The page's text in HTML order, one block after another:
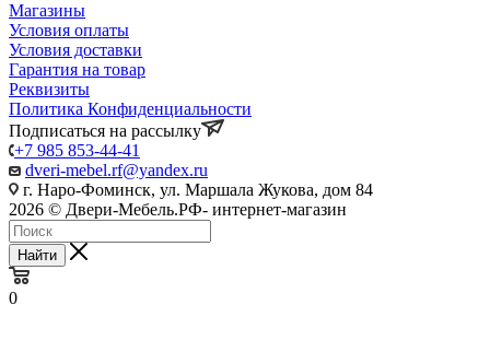
Магазины
Условия оплаты
Условия доставки
Гарантия на товар
Реквизиты
Политика Конфиденциальности
Подписаться на рассылку
+7 985 853-44-41
dveri-mebel.rf@yandex.ru
г. Наро-Фоминск, ул. Маршала Жукова, дом 84
2026 © Двери-Мебель.РФ- интернет-магазин
Найти
0